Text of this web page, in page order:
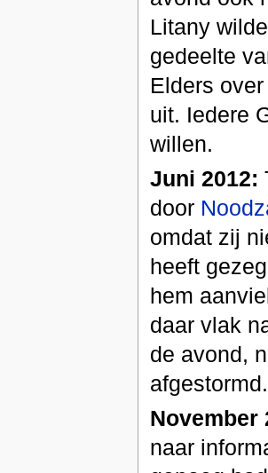
Litany
gedeelte
Elders
uit. Iedere
willen.
Juni 2012:
door
omdat zij
heeft
hem
daar vlak
de avond,
afgestormd.
November
naar